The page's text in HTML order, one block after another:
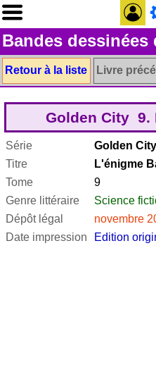
Bandes
Retour à la liste Livre
Golden City 9.
Série
Golden City
Titre
L'énigme
Tome
9
Genre littéraire
Science
Dépôt légal
novembre
Date impression
Edition